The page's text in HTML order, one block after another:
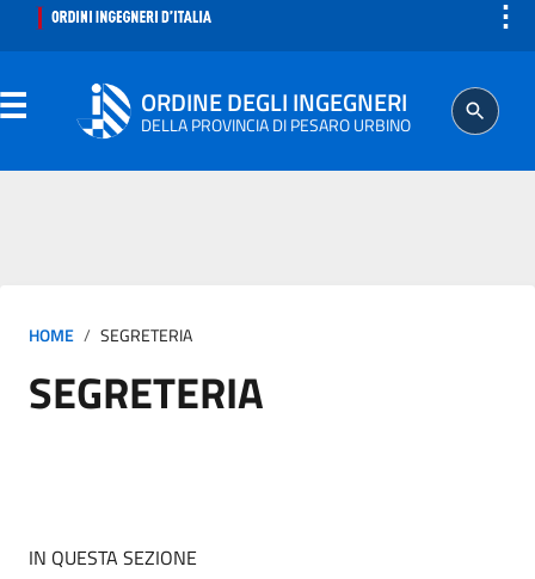
⋮
ORDINE DEGLI INGEGNERI
DELLA PROVINCIA DI PESARO URBINO
ISCRITTO
PROFESSIONE
HOME SEGRETERIA
SEGRETERIA
IN QUESTA SEZIONE